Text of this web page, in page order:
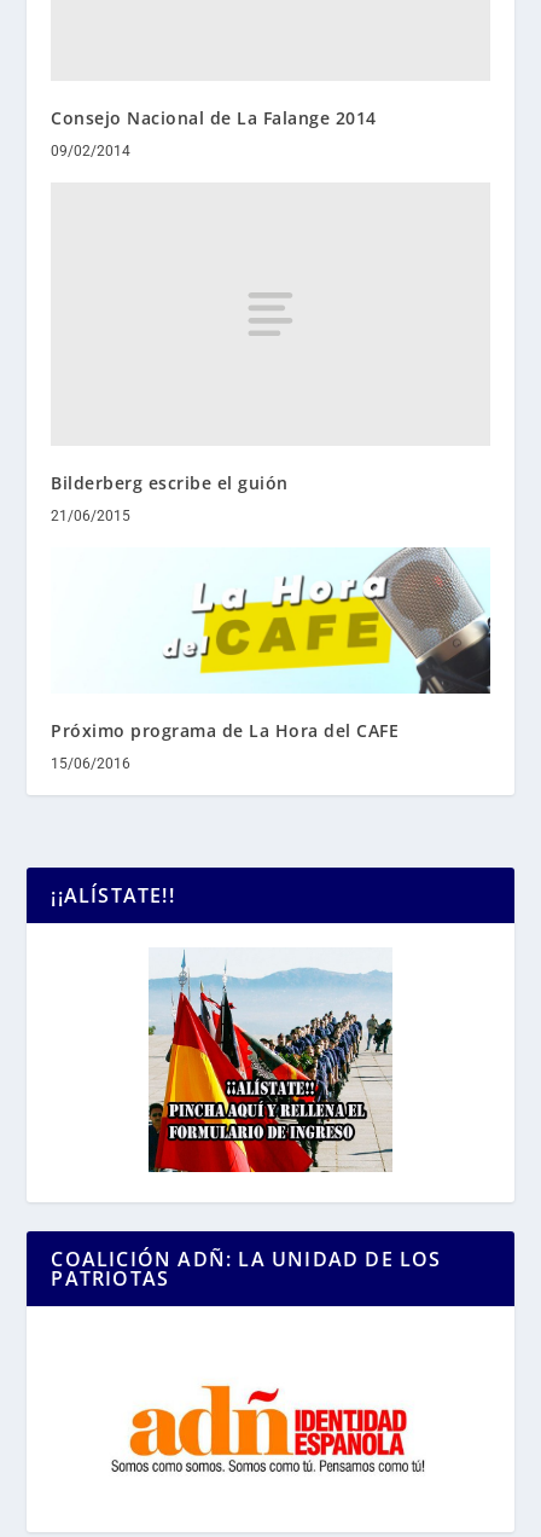
Consejo Nacional de La Falange 2014
09/02/2014
Bilderberg escribe el guión
21/06/2015
Próximo programa de La Hora del CAFE
15/06/2016
¡¡ALÍSTATE!!
COALICIÓN ADÑ: LA UNIDAD DE LOS
PATRIOTAS